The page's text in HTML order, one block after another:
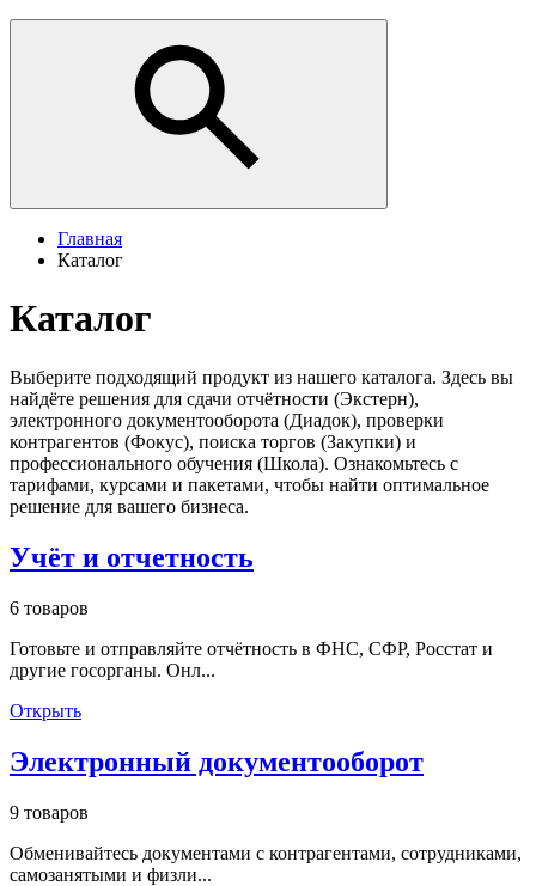
Главная
Каталог
Каталог
Выберите подходящий продукт из нашего каталога. Здесь вы
найдёте решения для сдачи отчётности (Экстерн),
электронного документооборота (Диадок), проверки
контрагентов (Фокус), поиска торгов (Закупки) и
профессионального обучения (Школа). Ознакомьтесь с
тарифами, курсами и пакетами, чтобы найти оптимальное
решение для вашего бизнеса.
Учёт и отчетность
6 товаров
Готовьте и отправляйте отчётность в ФНС, СФР, Росстат и
другие госорганы. Онл...
Открыть
Электронный документооборот
9 товаров
Обменивайтесь документами с контрагентами, сотрудниками,
самозанятыми и физли...